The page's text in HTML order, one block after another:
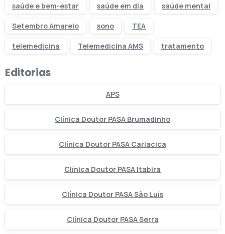
saúde e bem-estar saúde em dia saúde mental
Setembro Amarelo sono TEA
telemedicina Telemedicina AMS tratamento
Editorias
APS
Clínica Doutor PASA Brumadinho
Clínica Doutor PASA Cariacica
Clínica Doutor PASA Itabira
Clínica Doutor PASA São Luís
Clínica Doutor PASA Serra